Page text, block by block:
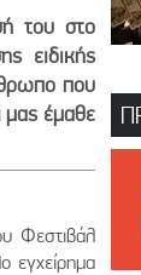
του στο
ειδικής
που
μας έμαθε
Φεστιβάλ
εγχείρημα